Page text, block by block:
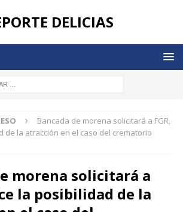
DELICIAS
Bancada de morena solicitará a FGR,
de la atracción en el caso del crematorio
morena solicitará a
la posibilidad de la